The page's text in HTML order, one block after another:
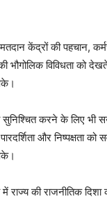
केंद्रों की पहचान,
विविधता को देखते
करने के लिए भी
और निष्पक्षता को
राज्य की राजनीतिक